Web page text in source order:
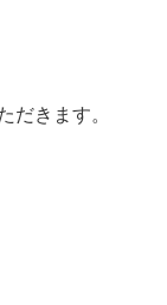
だきます。